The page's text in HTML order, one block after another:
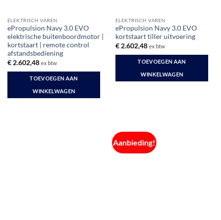
ELEKTRISCH VAREN
ePropulsion Navy 3.0 EVO
elektrische buitenboordmotor |
kortstaart | remote control
afstandsbediening
€2.602,48 ex btw
TOEVOEGEN AAN
WINKELWAGEN
ELEKTRISCH VAREN
ePropulsion Navy 3.0 EVO
kortstaart tiller uitvoering
€2.602,48 ex btw
TOEVOEGEN AAN
WINKELWAGEN
Aanbieding!